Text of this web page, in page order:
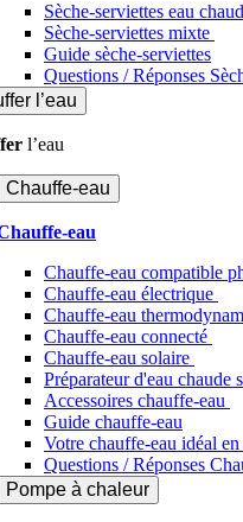
Sèche-serviettes eau
Sèche-serviettes mixte
Guide sèche-serviettes
Questions / Réponses
l’eau
l’eau
Chauffe-eau
eau
Chauffe-eau compatible
Chauffe-eau électrique
Chauffe-eau
Chauffe-eau connecté
Chauffe-eau solaire
Préparateur d'eau chaude
Accessoires chauffe-eau
Guide chauffe-eau
Votre chauffe-eau idéal
Questions / Réponses
Pompe à chaleur